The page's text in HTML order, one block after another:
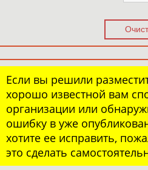
Если вы решили
хорошо известной вам
организации или
ошибку в уже
хотите ее исправить,
это сделать